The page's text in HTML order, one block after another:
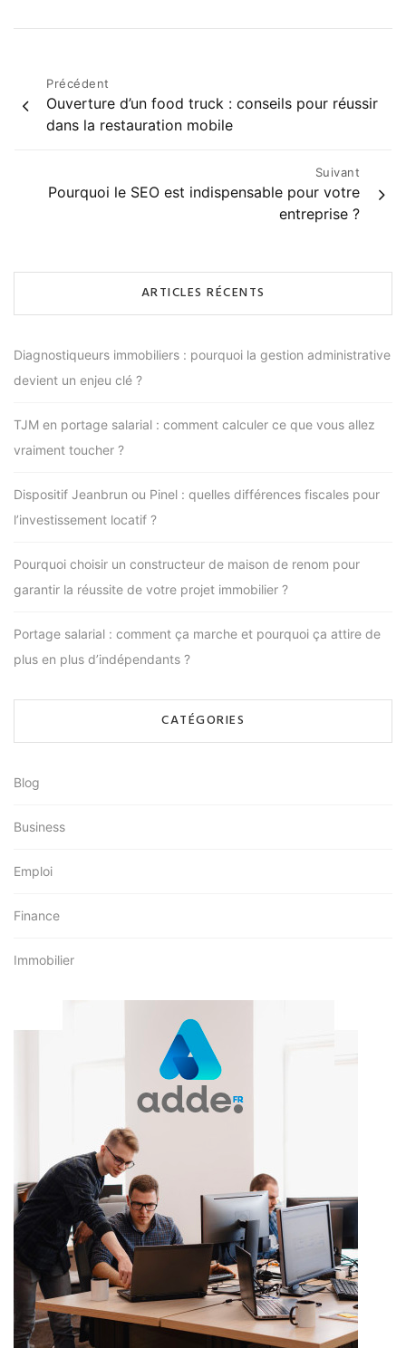
Navigation
de
Précédent
Ouverture d’un food truck : conseils pour réussir
dans la restauration mobile
Suivant
Pourquoi le SEO est indispensable pour votre
entreprise ?
ARTICLES RÉCENTS
Diagnostiqueurs immobiliers : pourquoi la gestion administrative
devient un enjeu clé ?
TJM en portage salarial : comment calculer ce que vous allez
vraiment toucher ?
Dispositif Jeanbrun ou Pinel : quelles différences fiscales pour
l’investissement locatif ?
Pourquoi choisir un constructeur de maison de renom pour
garantir la réussite de votre projet immobilier ?
Portage salarial : comment ça marche et pourquoi ça attire de
plus en plus d’indépendants ?
CATÉGORIES
Blog
Business
Emploi
Finance
Immobilier